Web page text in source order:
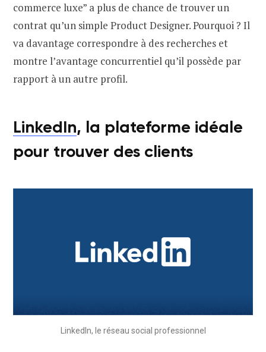
commerce luxe” a plus de chance de trouver un
contrat qu’un simple Product Designer. Pourquoi ? Il
va davantage correspondre à des recherches et
montre l’avantage concurrentiel qu’il possède par
rapport à un autre profil.
LinkedIn, la plateforme idéale
pour trouver des clients
LinkedIn, le réseau social professionnel